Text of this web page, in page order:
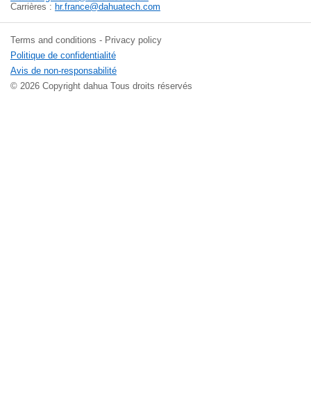
Carrières : hr.france@dahuatech.com
Terms and conditions - Privacy policy
Politique de confidentialité
Avis de non-responsabilité
© 2026 Copyright dahua Tous droits réservés